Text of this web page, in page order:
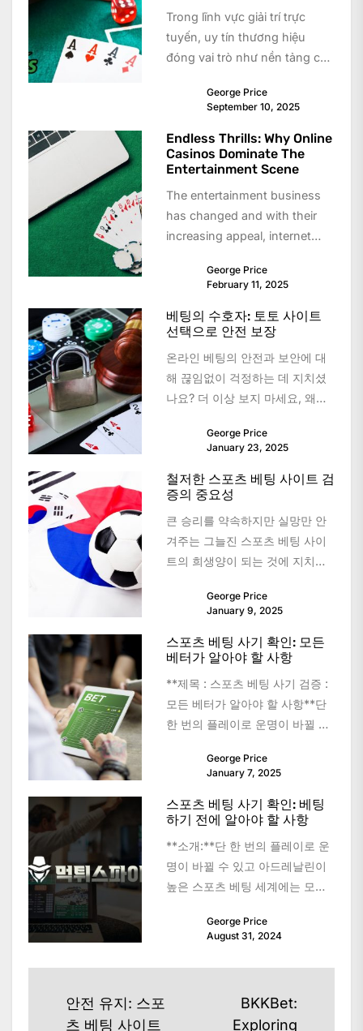
Trong lĩnh vực giải trí trực
tuyến, uy tín thương hiệu
đóng vai trò như nền tảng cốt
George Price
September 10, 2025
Endless Thrills: Why Online
Casinos Dominate The
Entertainment Scene
The entertainment business
has changed and with their
increasing appeal, internet
alternative for both casual...
George Price
February 11, 2025
베팅의 수호자: 토토 사이트
선택으로 안전 보장
온라인 베팅의 안전과 보안에 대
해 끊임없이 걱정하는 데 지치셨
나요? 더 이상 보지 마세요, 왜냐
인 해결책을 가지고...
George Price
January 23, 2025
철저한 스포츠 베팅 사이트 검
증의 중요성
큰 승리를 약속하지만 실망만 안
겨주는 그늘진 스포츠 베팅 사이
트의 희생양이 되는 것에 지치셨
트 검증의 중요성을 이해하여...
George Price
January 9, 2025
스포츠 베팅 사기 확인: 모든
베터가 알아야 할 사항
**제목 : 스포츠 베팅 사기 검증 :
모든 베터가 알아야 할 사항**단
한 번의 플레이로 운명이 바뀔 수
George Price
January 7, 2025
스포츠 베팅 사기 확인: 베팅
하기 전에 알아야 할 사항
**소개:**단 한 번의 플레이로 운
명이 바뀔 수 있고 아드레날린이
높은 스포츠 베팅 세계에는 모든
면이 있습니다....
George Price
August 31, 2024
Post안전 유지: 스포
츠 베팅 사이트
BKKBet:
Exploring